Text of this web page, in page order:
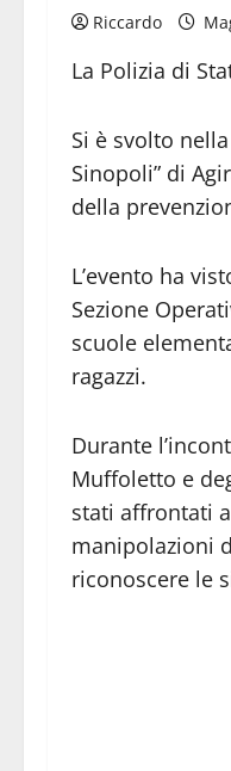
Riccardo
La Polizia di
Si è svolto
Sinopoli” di
della
L’evento ha
Sezione
scuole
ragazzi.
Durante
Muffoletto e
stati affrontati
manipolazioni
riconoscere le